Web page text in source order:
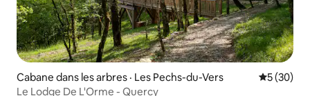
Cabane dans les arbres · Les Pechs-du-Vers Note
5 (30)
Le Lodge De L'Orme - Quercy